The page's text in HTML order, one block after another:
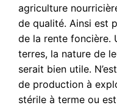
agriculture
de qualité. Ainsi est
de la rente foncière.
terres, la nature de
serait bien utile.
de production à
stérile à terme ou